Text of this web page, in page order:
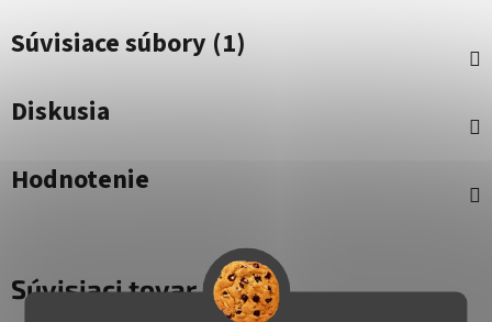
Súvisiace súbory (1)
Diskusia
Hodnotenie
Súvisiaci tovar